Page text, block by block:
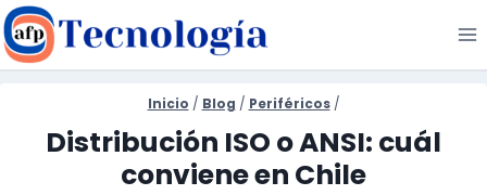
Saltar
al
contenido
Inicio / Blog / Periféricos /
Distribución ISO o ANSI: cuál
conviene en Chile